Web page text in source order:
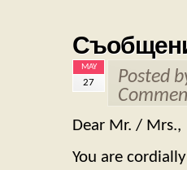
MAY
27
Posted
Dear Mr. / Mrs.,
You are